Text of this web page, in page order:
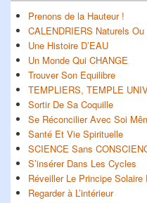
widget
pour
barre
latérale
Prenons de la Hauteur !
CALENDRIERS Naturels
Une Histoire D’EAU
Un Monde Qui CHANGE
Trouver Son Equilibre
TEMPLIERS, TEMPLE
Sortir De Sa Coquille
Se Réconcilier Avec Soi
Santé Et Vie Spirituelle
SCIENCE Sans
S’insérer Dans Les Cycles
Réveiller Le Principe Solaire
Regarder à L’intérieur